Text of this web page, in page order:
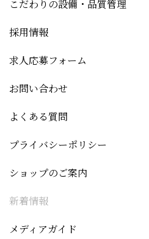
こだわりの設備・品質管理
採用情報
求人応募フォーム
お問い合わせ
よくある質問
プライバシーポリシー
ショップのご案内
新着情報
メディアガイド